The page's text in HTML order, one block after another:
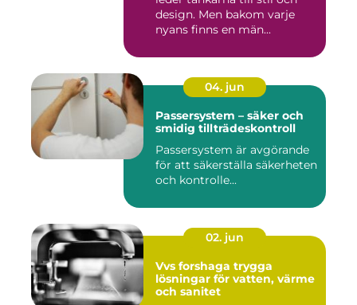
design. Men bakom varje
nyans finns en män...
04. jun
Passersystem – säker och
smidig tillträdeskontroll
Passersystem är avgörande
för att säkerställa säkerheten
och kontrolle...
02. jun
Vvs forshaga trygga
lösningar för vatten, värme
och sanitet